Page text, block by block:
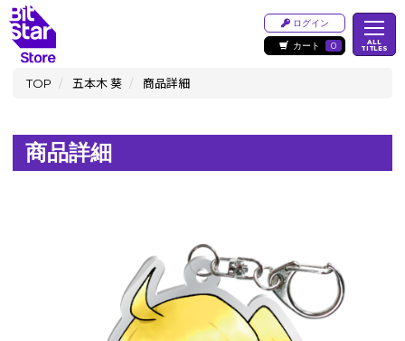
ログイン
カート
0 ALL
TITLES
TOP 五本木 葵 商品詳細
商品詳細